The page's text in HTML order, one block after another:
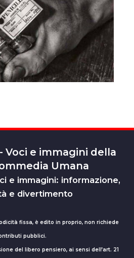
Voci e immagini della
Umana
e immagini: informazione,
e divertimento
fissa, è edito in proprio, non richiede
pubblici.
del libero pensiero, ai sensi dell’art. 21